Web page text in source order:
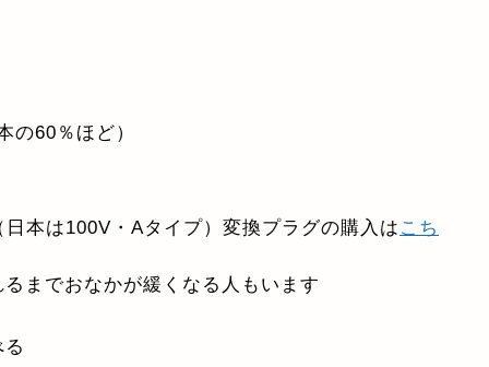
の60％ほど）
本は100V・Aタイプ）変換プラグの購入は こち
までおなかが緩くなる人もいます